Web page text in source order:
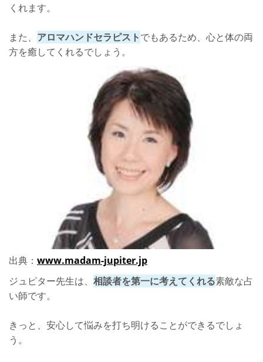
くれます。
また、 アロマハンドセラピストでもあるため、心と体の両
方を癒してくれるでしょう。
出典： www.madam-jupiter.jp
ジュピター先生は、 相談者を第一に考えてくれる素敵な占
い師です。
きっと、安心して悩みを打ち明けることができるでしょ
う。